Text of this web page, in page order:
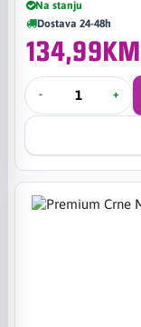
Na stanju
Dostava 24-48h
134,99KM
- +